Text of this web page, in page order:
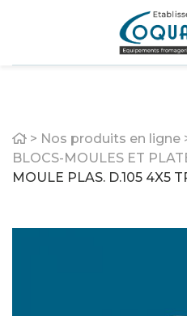
Home
> Nos produits en ligne
BLOCS-MOULES ET
MOULE PLAS. D.105 4X5